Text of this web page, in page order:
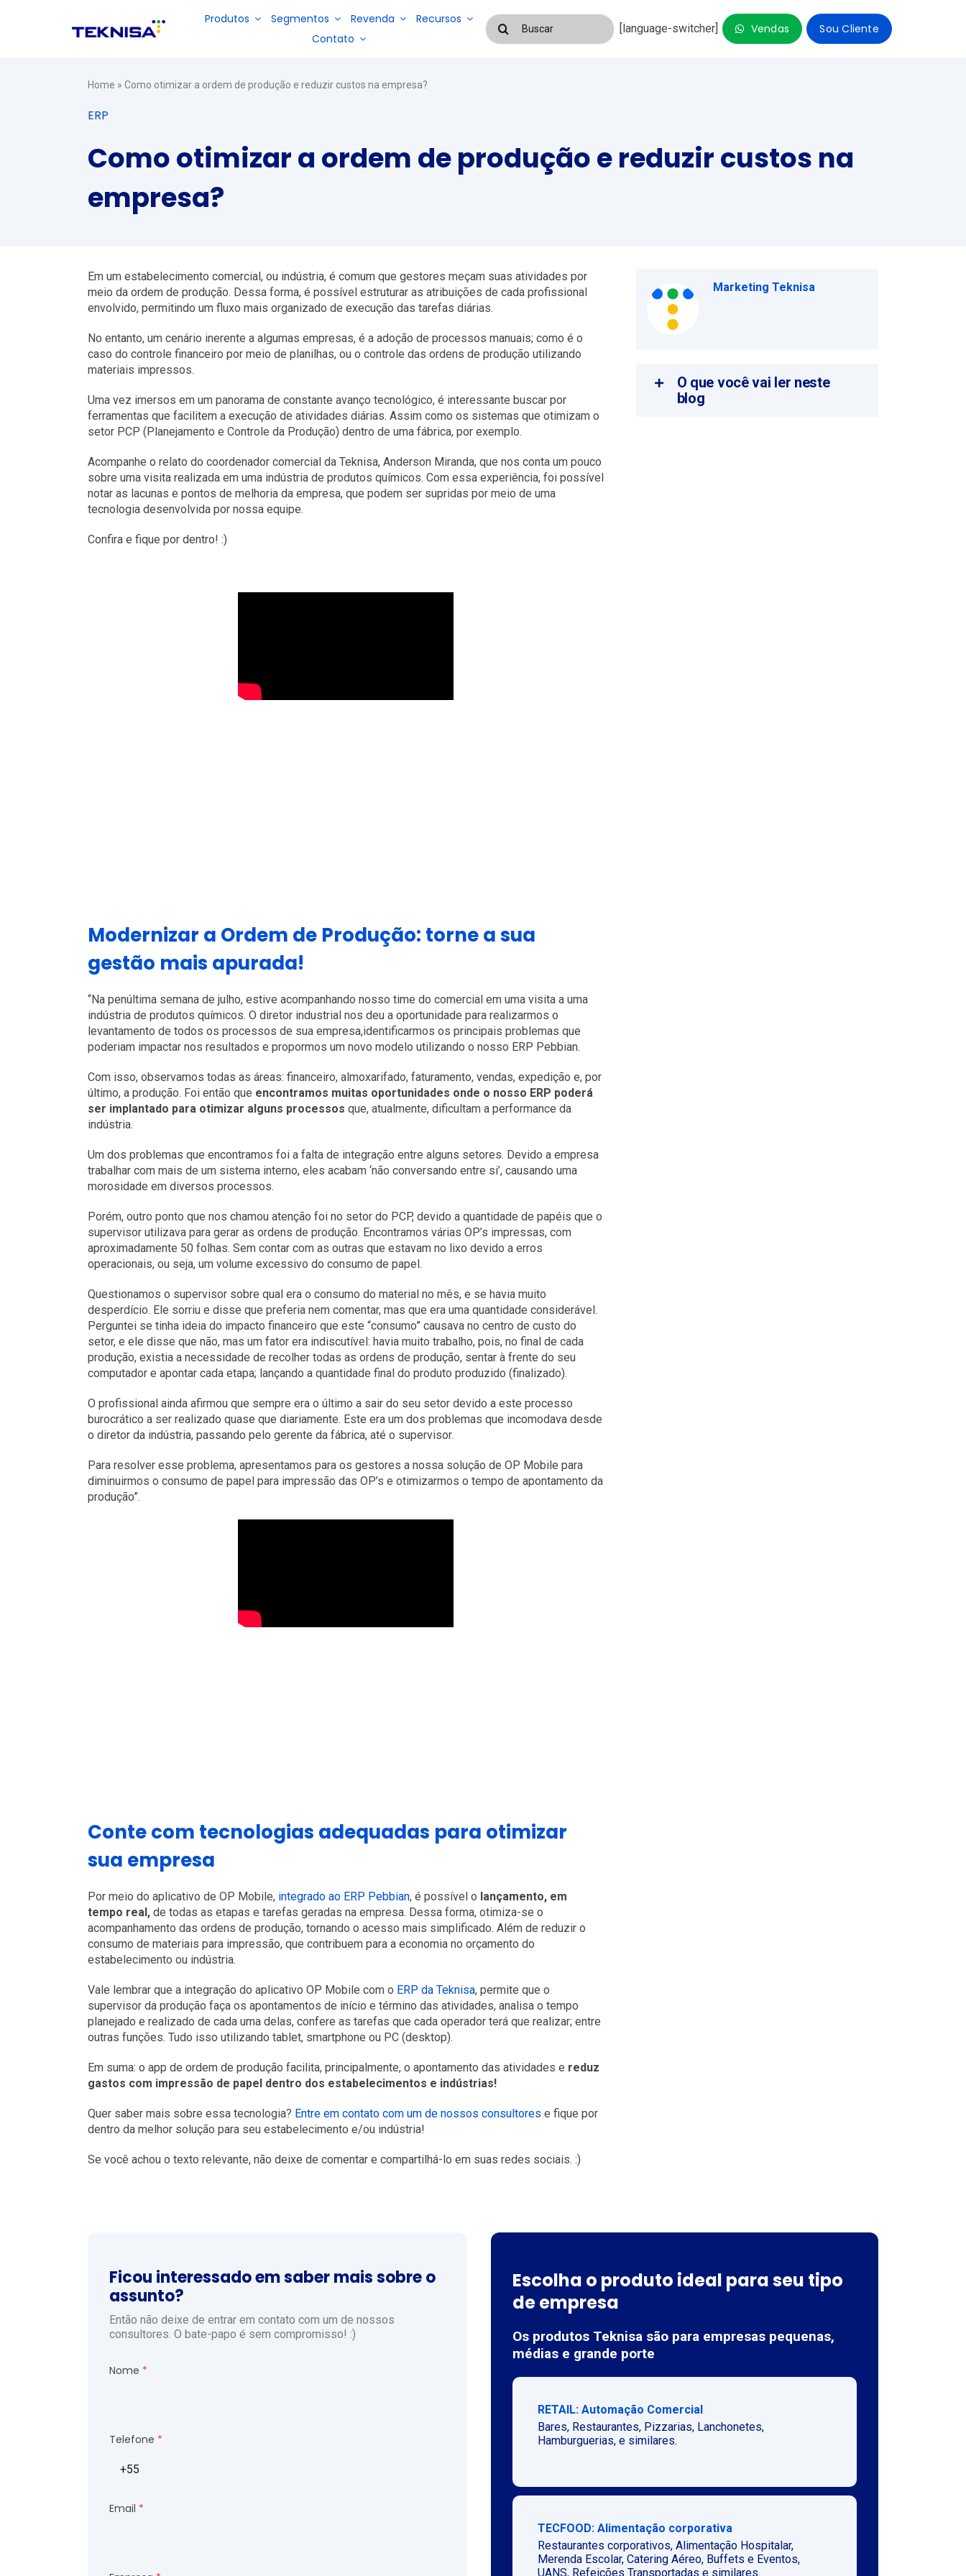
Produtos
Soluções
de
cardápio,
estoque,
fiscal e
financeiro
gestão de
vendas e
retaguarda
restaurantes
gestão de
estoque,
gestão de
folha de
serviços e
mão de
Segmentos
Serviços terceirizados
Revenda Recursos
Vídeos EAD
Contato
Buscar
resultados
[language-switcher] Vendas Sou Cliente
Home » Como otimizar a ordem de produção e reduzir custos na empresa?
ERP
Como otimizar a ordem de produção e reduzir custos na
empresa?
Em um estabelecimento comercial, ou indústria, é comum que gestores meçam suas atividades por
meio da ordem de produção. Dessa forma, é possível estruturar as atribuições de cada profissional
envolvido, permitindo um fluxo mais organizado de execução das tarefas diárias.
No entanto, um cenário inerente a algumas empresas, é a adoção de processos manuais; como é o
caso do controle financeiro por meio de planilhas, ou o controle das ordens de produção utilizando
materiais impressos.
Uma vez imersos em um panorama de constante avanço tecnológico, é interessante buscar por
ferramentas que facilitem a execução de atividades diárias. Assim como os sistemas que otimizam o
setor PCP (Planejamento e Controle da Produção) dentro de uma fábrica, por exemplo.
Acompanhe o relato do coordenador comercial da Teknisa, Anderson Miranda, que nos conta um pouco
sobre uma visita realizada em uma indústria de produtos químicos. Com essa experiência, foi possível
notar as lacunas e pontos de melhoria da empresa, que podem ser supridas por meio de uma
tecnologia desenvolvida por nossa equipe.
Confira e fique por dentro! :)
Modernizar a Ordem de Produção: torne a sua
gestão mais apurada!
“Na penúltima semana de julho, estive acompanhando nosso time do comercial em uma visita a uma
indústria de produtos químicos. O diretor industrial nos deu a oportunidade para realizarmos o
levantamento de todos os processos de sua empresa,identificarmos os principais problemas que
poderiam impactar nos resultados e propormos um novo modelo utilizando o nosso ERP Pebbian.
Com isso, observamos todas as áreas: financeiro, almoxarifado, faturamento, vendas, expedição e, por
último, a produção. Foi então que encontramos muitas oportunidades onde o nosso ERP poderá
ser implantado para otimizar alguns processos que, atualmente, dificultam a performance da
indústria.
Um dos problemas que encontramos foi a falta de integração entre alguns setores. Devido a empresa
trabalhar com mais de um sistema interno, eles acabam ‘não conversando entre si’, causando uma
morosidade em diversos processos.
Porém, outro ponto que nos chamou atenção foi no setor do PCP, devido a quantidade de papéis que o
supervisor utilizava para gerar as ordens de produção. Encontramos várias OP’s impressas, com
aproximadamente 50 folhas. Sem contar com as outras que estavam no lixo devido a erros
operacionais, ou seja, um volume excessivo do consumo de papel.
Questionamos o supervisor sobre qual era o consumo do material no mês, e se havia muito
desperdício. Ele sorriu e disse que preferia nem comentar, mas que era uma quantidade considerável.
Perguntei se tinha ideia do impacto financeiro que este “consumo” causava no centro de custo do
setor, e ele disse que não, mas um fator era indiscutível: havia muito trabalho, pois, no final de cada
produção, existia a necessidade de recolher todas as ordens de produção, sentar à frente do seu
computador e apontar cada etapa; lançando a quantidade final do produto produzido (finalizado).
O profissional ainda afirmou que sempre era o último a sair do seu setor devido a este processo
burocrático a ser realizado quase que diariamente. Este era um dos problemas que incomodava desde
o diretor da indústria, passando pelo gerente da fábrica, até o supervisor.
Para resolver esse problema, apresentamos para os gestores a nossa solução de OP Mobile para
diminuirmos o consumo de papel para impressão das OP’s e otimizarmos o tempo de apontamento da
produção”.
Conte com tecnologias adequadas para otimizar
sua empresa
Por meio do aplicativo de OP Mobile, integrado ao ERP Pebbian, é possível o lançamento, em
tempo real,de todas as etapas e tarefas geradas na empresa. Dessa forma, otimiza-se o
acompanhamento das ordens de produção, tornando o acesso mais simplificado. Além de reduzir o
consumo de materiais para impressão, que contribuem para a economia no orçamento do
estabelecimento ou indústria.
Vale lembrar que a integração do aplicativo OP Mobile com o ERP da Teknisa, permite que o
supervisor da produção faça os apontamentos de início e término das atividades, analisa o tempo
planejado e realizado de cada uma delas, confere as tarefas que cada operador terá que realizar; entre
outras funções. Tudo isso utilizando tablet, smartphone ou PC (desktop).
Em suma: o app de ordem de produção facilita, principalmente, o apontamento das atividades e reduz
gastos com impressão de papel dentro dos estabelecimentos e indústrias!
Quer saber mais sobre essa tecnologia? Entre em contato com um de nossos consultores e fique por
dentro da melhor solução para seu estabelecimento e/ou indústria!
Se você achou o texto relevante, não deixe de comentar e compartilhá-lo em suas redes sociais. :)
Marketing Teknisa
O que você vai ler neste
blog
Ficou interessado em saber mais sobre o
assunto?
Então não deixe de entrar em contato com um de nossos
consultores. O bate-papo é sem compromisso! :)
Nome
Telefone
Email
Escolha o produto ideal para seu tipo
de empresa
Os produtos Teknisa são para empresas pequenas,
médias e grande porte
RETAIL: Automação Comercial
Bares, Restaurantes, Pizzarias, Lanchonetes,
Hamburguerias, e similares.
TECFOOD: Alimentação corporativa
Restaurantes corporativos, Alimentação Hospitalar,
Merenda Escolar, Catering Aéreo, Buffets e Eventos,
UANS, Refeições Transportadas e similares.